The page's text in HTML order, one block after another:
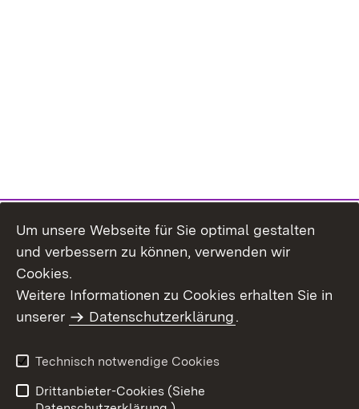
Um unsere Webseite für Sie optimal gestalten
und verbessern zu können, verwenden wir
Cookies.
Weitere Informationen zu Cookies erhalten Sie in
unserer
Datenschutzerklärung.
Technisch notwendige Cookies
Drittanbieter-Cookies (Siehe